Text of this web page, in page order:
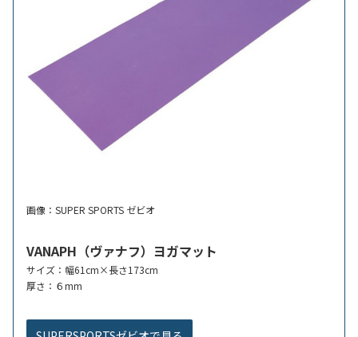
画像：SUPER SPORTS ゼビオ
VANAPH（ヴァナフ）ヨガマット
サイズ：幅61cm×長さ173cm
厚さ：６mm